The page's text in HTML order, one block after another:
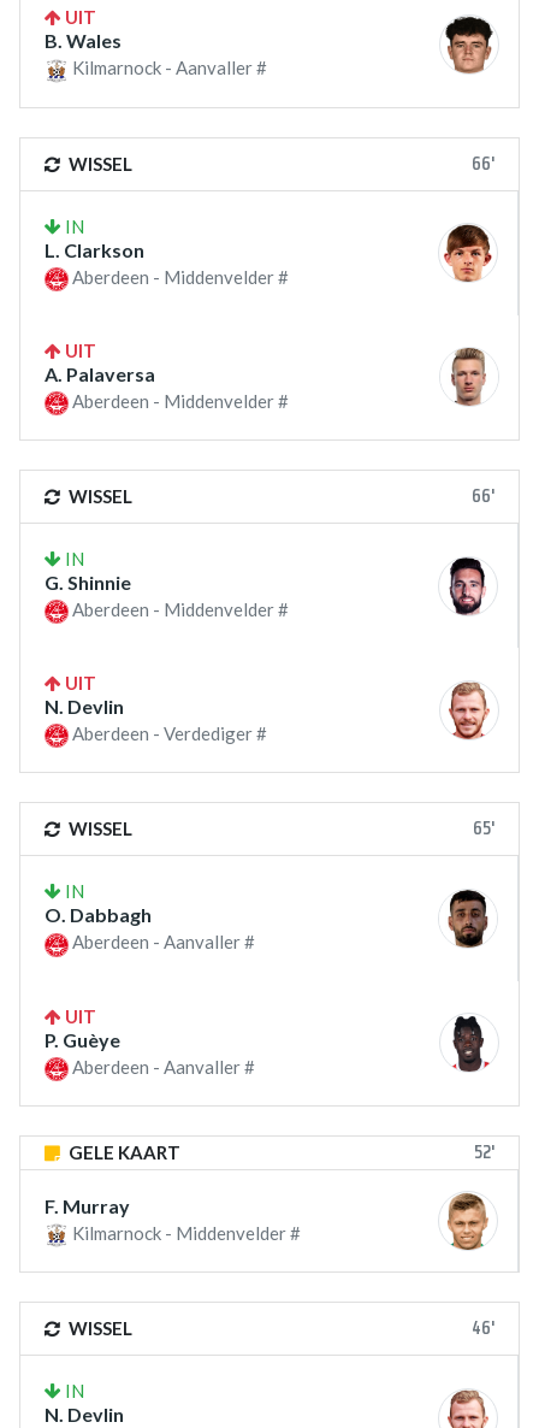
UIT
B. Wales
Kilmarnock - Aanvaller #
WISSEL 66'
IN
L. Clarkson
Aberdeen - Middenvelder #
UIT
A. Palaversa
Aberdeen - Middenvelder #
WISSEL 66'
IN
G. Shinnie
Aberdeen - Middenvelder #
UIT
N. Devlin
Aberdeen - Verdediger #
WISSEL 65'
IN
O. Dabbagh
Aberdeen - Aanvaller #
UIT
P. Guèye
Aberdeen - Aanvaller #
GELE KAART 52'
F. Murray
Kilmarnock - Middenvelder #
WISSEL 46'
IN
N. Devlin